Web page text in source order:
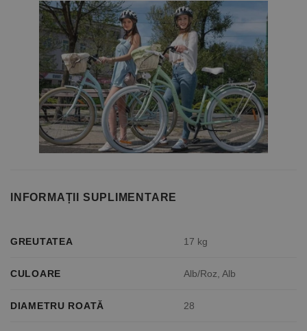
INFORMAȚII SUPLIMENTARE
GREUTATEA 17 kg
CULOARE Alb/Roz, Alb
DIAMETRU ROATĂ 28